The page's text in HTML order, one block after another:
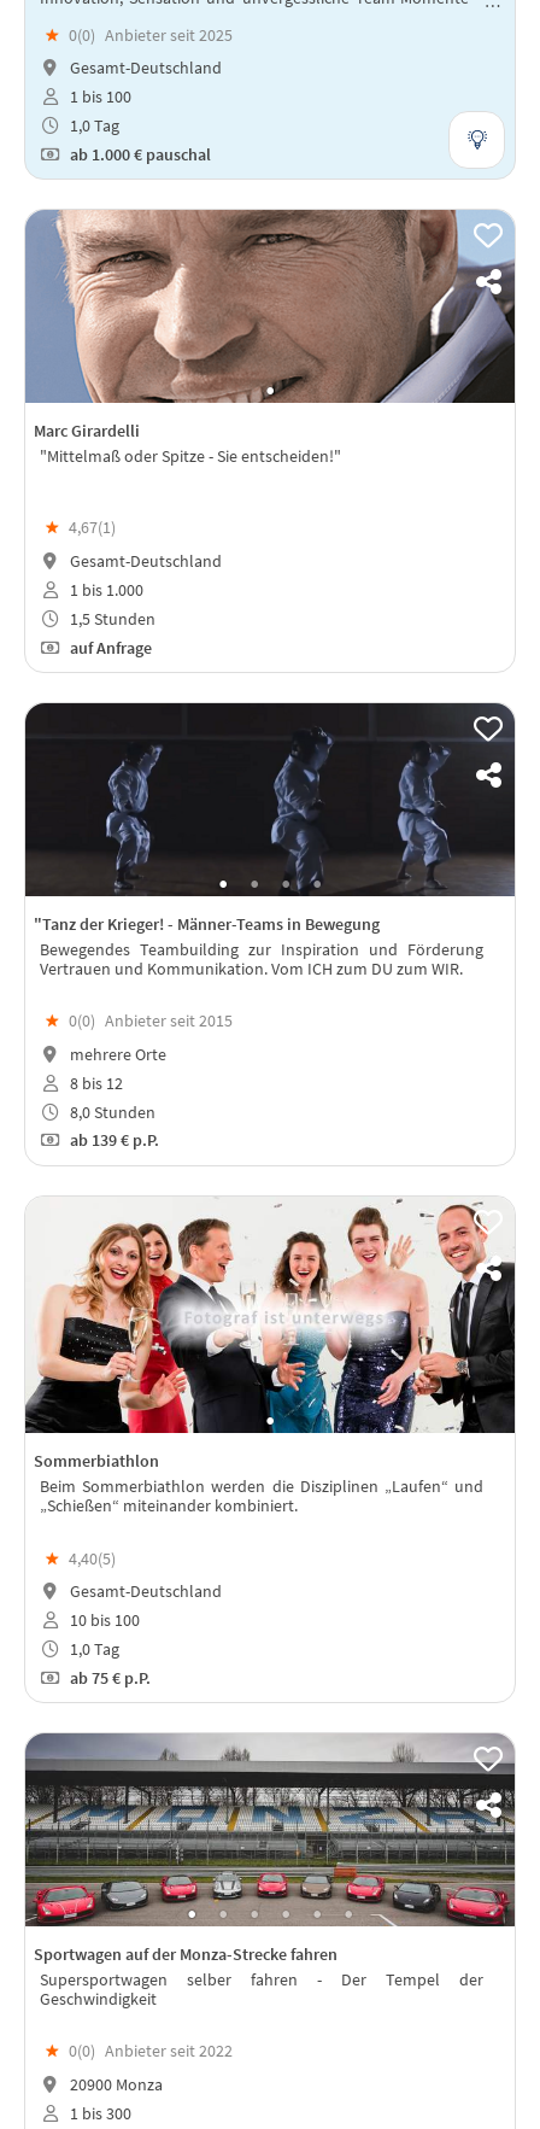
★ 0(0) Anbieter seit 2025
Gesamt-Deutschland
1 bis 100
1,0 Tag
ab1.000 € pauschal
Marc Girardelli
"Mittelmaß oder Spitze - Sie entscheiden!"
★ 4,67(1)
Gesamt-Deutschland
1 bis 1.000
1,5 Stunden
auf Anfrage
"Tanz der Krieger! - Männer-Teams in Bewegung
Bewegendes Teambuilding zur Inspiration und Förderung
Vertrauen und Kommunikation. Vom ICH zum DU zum WIR.
★ 0(0) Anbieter seit 2015
mehrere Orte
8 bis 12
8,0 Stunden
ab139 € p.P.
Sommerbiathlon
Beim Sommerbiathlon werden die Disziplinen „Laufen“ und
„Schießen“ miteinander kombiniert.
★ 4,40(5)
Gesamt-Deutschland
10 bis 100
1,0 Tag
ab75 € p.P.
Sportwagen auf der Monza-Strecke fahren
Supersportwagen selber fahren - Der Tempel der
Geschwindigkeit
★ 0(0) Anbieter seit 2022
20900 Monza
1 bis 300